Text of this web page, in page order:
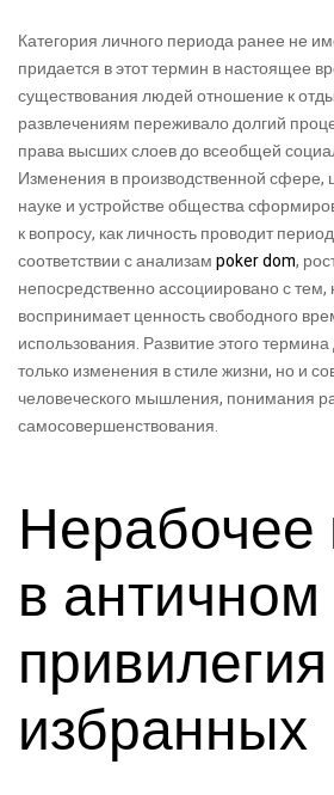
Категория личного периода ранее не
придается в этот термин в настоящее
существования людей отношение к
развлечениям переживало долгий
права высших слоев до всеобщей
Изменения в производственной сфере,
науке и устройстве общества
к вопросу, как личность проводит
соответствии с анализамpoker dom,
непосредственно ассоциировано с тем,
воспринимает ценность свободного
использования. Развитие этого
только изменения в стиле жизни, но и
человеческого мышления, понимания
самосовершенствования.
Нерабочее
в
привилегия
избранных